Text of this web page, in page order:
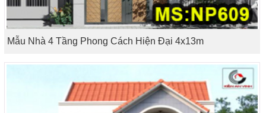
Mẫu Nhà 4 Tầng Phong Cách Hiện Đại 4x13m